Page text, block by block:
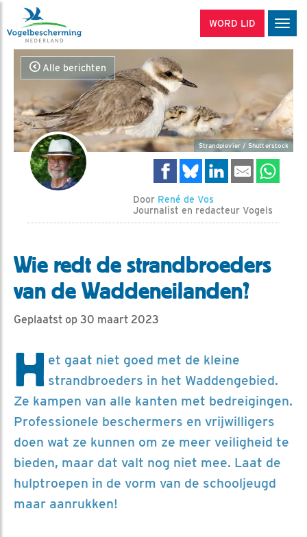
WORD LID
Alle berichten
Strandplevier / Shutterstock
Door René de Vos
Journalist en redacteur Vogels
Wie redt de strandbroeders
van de Waddeneilanden?
Geplaatst op 30 maart 2023
H et gaat niet goed met de kleine
strandbroeders in het Waddengebied.
Ze kampen van alle kanten met bedreigingen.
Professionele beschermers en vrijwilligers
doen wat ze kunnen om ze meer veiligheid te
bieden, maar dat valt nog niet mee. Laat de
hulptroepen in de vorm van de schooljeugd
maar aanrukken!